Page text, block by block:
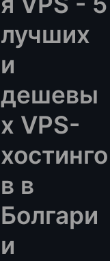
лучших
и
дешевы
х VPS-
хостинго
в в
Болгари
и